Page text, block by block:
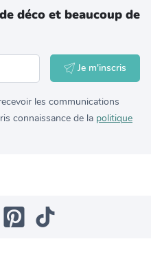
déco et beaucoup de
Je m'inscris
les communications
connaissance de la politique